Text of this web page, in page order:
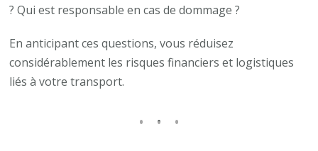
? Qui est responsable en cas de dommage ?
En anticipant ces questions, vous réduisez
considérablement les risques financiers et logistiques
liés à votre transport.